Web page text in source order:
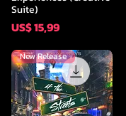
Suite)
Prijs
US$ 15,99
New Release